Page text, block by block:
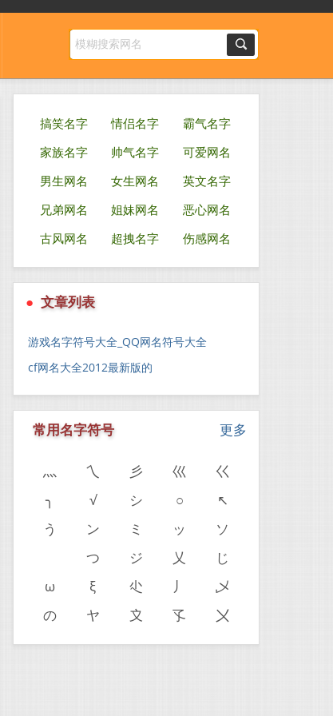
搞笑名字 情侣名字
霸气名字
家族名字
帅气名字
可爱网名
男生网名
女生网名
英文名字
兄弟网名
姐妹网名
恶心网名
古风网名
超拽名字 伤感网名
● 文章列表
游戏名字符号大全_QQ网名符号大全
cf网名大全2012最新版的
更多
常用名字符号
灬 乀 彡 巛
巜
╮
√ シ ○
↖
う
ン ミ ッ
ソ
つ ジ 乂
じ
ω
ξ 尐 丿
乄
の
ヤ 〩 孓 〤